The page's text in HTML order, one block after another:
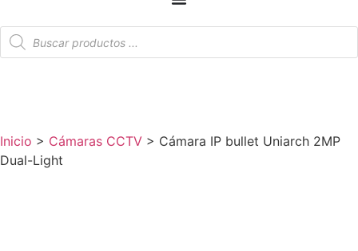
Inicio > Cámaras CCTV > Cámara IP bullet Uniarch 2MP
Dual-Light